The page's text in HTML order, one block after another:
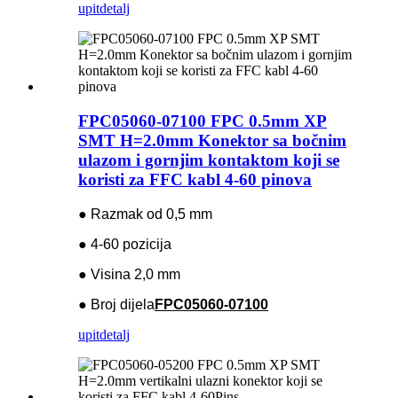
upitdetalj
FPC05060-07100 FPC 0.5mm XP
SMT H=2.0mm Konektor sa bočnim
ulazom i gornjim kontaktom koji se
koristi za FFC kabl 4-60 pinova
● Razmak od 0,5 mm
● 4-60 pozicija
● Visina 2,0 mm
● Broj dijela FPC05060-07100
upitdetalj